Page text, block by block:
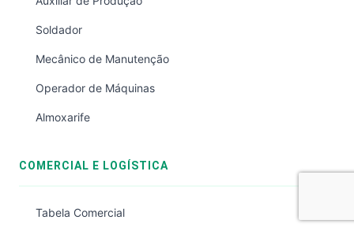
Soldador
Mecânico de Manutenção
Operador de Máquinas
Almoxarife
COMERCIAL E LOGÍSTICA
Tabela Comercial